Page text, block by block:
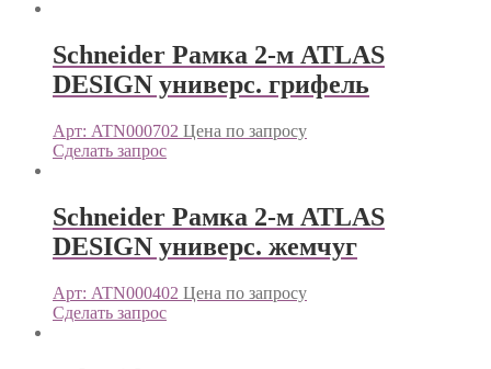
Schneider Рамка 2-м ATLAS
DESIGN универс. грифель
Арт: ATN000702 Цена по запросу
Сделать запрос
Schneider Рамка 2-м ATLAS
DESIGN универс. жемчуг
Арт: ATN000402 Цена по запросу
Сделать запрос